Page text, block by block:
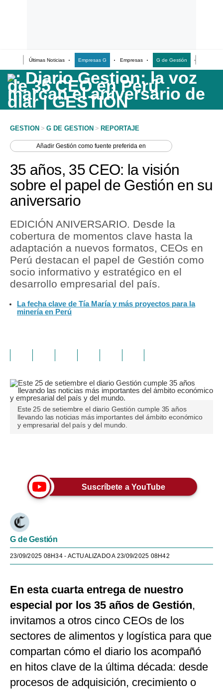
Últimas Noticias Empresas G Empresas G de Gestión
Últimas Noticias
Casos de Estudio
Columnistas
Lifestyle
GESTION > G DE GESTION > REPORTAJE
AñadirGestión como fuente preferida en
35 años, 35 CEO: la visión
sobre el papel de Gestión en su
aniversario
EDICIÓN ANIVERSARIO. Desde la
cobertura de momentos clave hasta la
adaptación a nuevos formatos, CEOs en
Perú destacan el papel de Gestión como
socio informativo y estratégico en el
desarrollo empresarial del país.
La fecha clave de Tía María y más proyectos para la
minería en Perú
Este 25 de setiembre el diario Gestión cumple 35 años
llevando las noticias más importantes del ámbito económico
y empresarial del país y del mundo.
Suscríbete a YouTube
G de Gestión
23/09/2025 08H34- ACTUALIZADO A 23/09/2025 08H42
En esta cuarta entrega de nuestro
especial por los 35 años de Gestión,
invitamos a otros cinco CEOs de los
sectores de alimentos y logística para que
compartan cómo el diario los acompañó
en hitos clave de la última década: desde
procesos de adquisición, crecimiento o